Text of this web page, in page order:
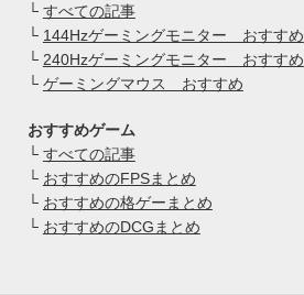
└ すべての記事
└ 144Hzゲーミングモニター おすすめ
└ 240Hzゲーミングモニター おすすめ
└ ゲーミングマウス おすすめ
おすすめゲーム
└ すべての記事
└ おすすめのFPSまとめ
└ おすすめの格ゲーまとめ
└ おすすめのDCGまとめ